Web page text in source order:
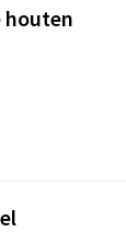
houten